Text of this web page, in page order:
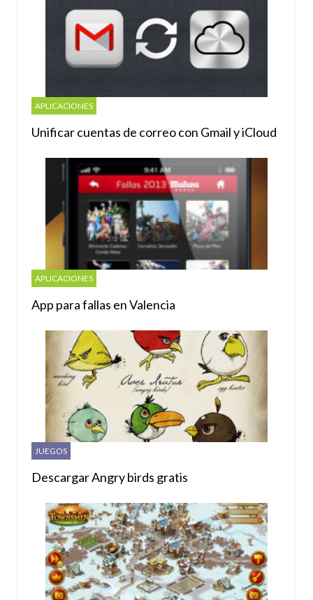
APLICACIONES
Unificar cuentas de correo con Gmail y iCloud
APLICACIONES
App para fallas en Valencia
JUEGOS
Descargar Angry birds gratis